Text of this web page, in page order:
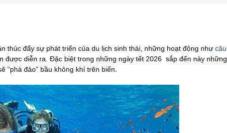
thúc đẩy sự phát triển của du lịch sinh thái, những hoạt động như câu
được diễn ra. Đặc biệt trong những ngày tết 2026 sắp đến này những
“phá đảo” bầu không khí trên biển.